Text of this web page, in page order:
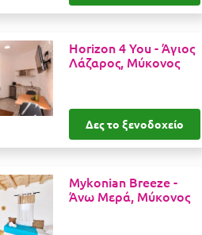
Horizon 4 You -Άγιος
Λάζαρος, Μύκονος
Δες το ξενοδοχείο
Mykonian Breeze -
Άνω Μερά, Μύκονος